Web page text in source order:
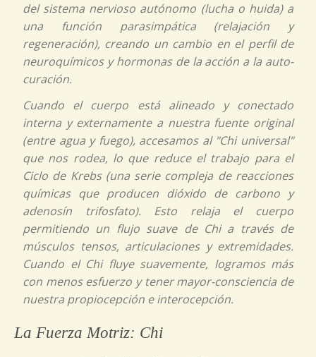
del sistema nervioso autónomo (lucha o huida)a
una función parasimpática (relajación y
regeneración), creando un cambio en el perfil de
neuroquímicos y hormonas de la acción a la auto-
curación.
Cuando el cuerpo está alineado y conectado
interna y externamente a nuestra fuente original
(entre agua y fuego),accesamos al "Chi universal"
que nos rodea, lo que reduce el trabajo para el
Ciclo de Krebs (una serie compleja de reacciones
químicas que producen dióxido de carbono y
adenosín trifosfato). Esto relaja el cuerpo
permitiendo un flujo suave de Chia través de
músculos tensos, articulaciones y extremidades.
Cuando el Chifluye suavemente, logramos más
con menos esfuerzo y tenermayor-consciencia de
nuestra propiocepción e interocepción.
La Fuerza Motriz: Chi